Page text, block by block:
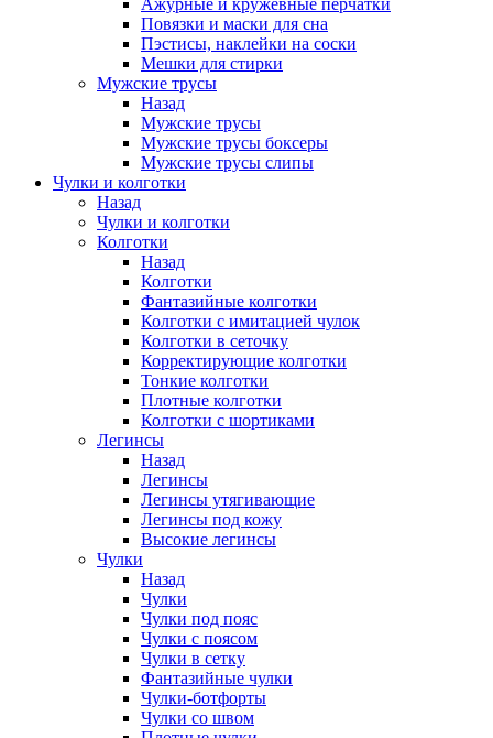
Ажурные и кружевные перчатки
Повязки и маски для сна
Пэстисы, наклейки на соски
Мешки для стирки
Мужские трусы
Назад
Мужские трусы
Мужские трусы боксеры
Мужские трусы слипы
Чулки и колготки
Назад
Чулки и колготки
Колготки
Назад
Колготки
Фантазийные колготки
Колготки с имитацией чулок
Колготки в сеточку
Корректирующие колготки
Тонкие колготки
Плотные колготки
Колготки с шортиками
Легинсы
Назад
Легинсы
Легинсы утягивающие
Легинсы под кожу
Высокие легинсы
Чулки
Назад
Чулки
Чулки под пояс
Чулки с поясом
Чулки в сетку
Фантазийные чулки
Чулки-ботфорты
Чулки со швом